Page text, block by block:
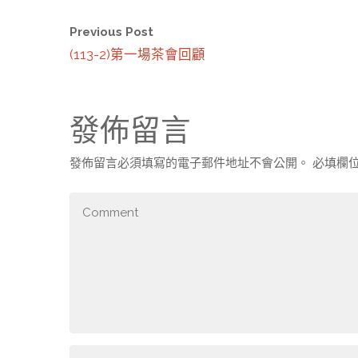
Previous Post
(113-2)第一場茶會回顧
發佈留言
發佈留言必須填寫的電子郵件地址不會公開。 必填欄